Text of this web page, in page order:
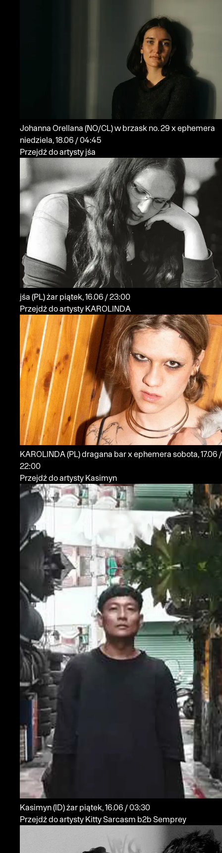
Johanna Orellana (NO/CL)w brzask no. 29 x ephemera
niedziela, 18.06 / 04:45
Przejdź do artysty jśa
jśa (PL)żar
piątek, 16.06 / 23:00
Przejdź do artysty KAROLINDA
KAROLINDA (PL)dragana bar x ephemera sobota, 17.06 /
22:00
Przejdź do artysty Kasimyn
Kasimyn(ID)żar
piątek, 16.06 / 03:30
Przejdź do artysty Kitty Sarcasm b2b Semprey